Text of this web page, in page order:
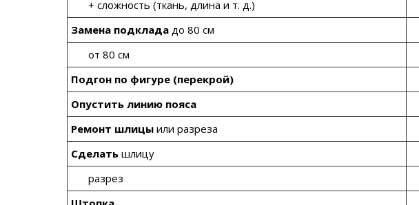
+ сложность (ткань, длина и т. д.)
Замена подклада до 80 см
от 80 см
Подгон по фигуре (перекрой)
Опустить линию пояса
Ремонт шлицы или разреза
Сделать шлицу
разрез